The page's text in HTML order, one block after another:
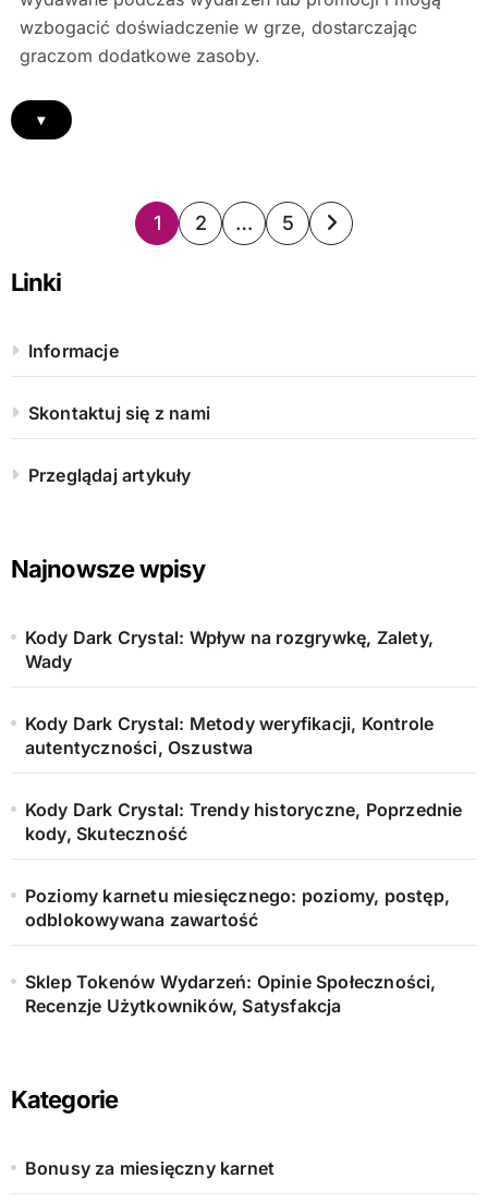
wzbogacić doświadczenie w grze, dostarczając
graczom dodatkowe zasoby.
▾
Posts
1 2 … 5
Linki
Informacje
Skontaktuj się z nami
Przeglądaj artykuły
Najnowsze wpisy
Kody Dark Crystal: Wpływ na rozgrywkę, Zalety,
Wady
Kody Dark Crystal: Metody weryfikacji, Kontrole
autentyczności, Oszustwa
Kody Dark Crystal: Trendy historyczne, Poprzednie
kody, Skuteczność
Poziomy karnetu miesięcznego: poziomy, postęp,
odblokowywana zawartość
Sklep Tokenów Wydarzeń: Opinie Społeczności,
Recenzje Użytkowników, Satysfakcja
Kategorie
Bonusy za miesięczny karnet